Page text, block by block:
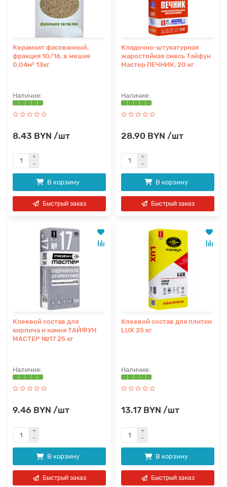
Керамзит фасованный,
фракция 10/16, в мешке
0,04м³ 13кг
8.43 BYN /шт
В корзину
Быстрый заказ
Кладочно-штукатурная
жаростойкая смесь Тайфун
Мастер ПЕЧНИК, 20 кг
28.90 BYN /шт
В корзину
Быстрый заказ
Клеевой состав для
кирпича и камня ТАЙФУН
МАСТЕР №17 25 кг
9.46 BYN /шт
В корзину
Быстрый заказ
Клеевой состав для плитки
LUX 25 кг
13.17 BYN /шт
В корзину
Быстрый заказ